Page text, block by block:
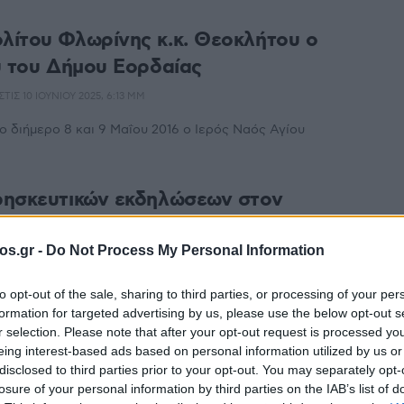
- Do Not Process My Personal Information
opt-out of the sale, sharing to third parties, or processing of your
for targeted advertising by us, please use the below opt-out
selection. Please note that after your opt-out request is processed
interest-based ads based on personal information utilized by us
to third parties prior to your opt-out. You may separately
of your personal information by third parties on the IAB’s list of
Φλωρίνης κ.κ. Θεοκλήτου ο
Δήμου Εορδαίας
10 ΙΟΥΝΊΟΥ 2025, 6:13 ΜΜ
8 και 9 Μαΐου 2016 ο Ιερός Ναός Αγίου
εκδηλώσεων στον
στην Ιερά Μητρόπολη Φλωρίνης,
ΠΜ - ΕΝΗΜΕΡΏΘΗΚΕ ΣΤΙΣ 27 ΜΑΪ́ΟΥ 2025, 7:22 ΜΜ
το διήμερο 8 και 9 Μαΐου ο Ιερός Ναός Αγίου
Δάκρυ της Παναγιάς) της ομώνυμης ...